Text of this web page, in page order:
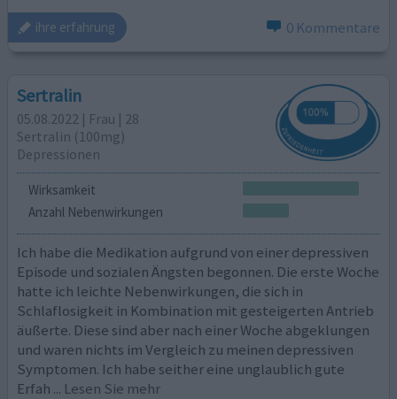
ihre erfahrung 0 Kommentare
Sertralin
05.08.2022 | Frau | 28
Sertralin (100mg)
Depressionen
Wirksamkeit
Anzahl Nebenwirkungen
Ich habe die Medikation aufgrund von einer depressiven
Episode und sozialen Ängsten begonnen. Die erste Woche
hatte ich leichte Nebenwirkungen, die sich in
Schlaflosigkeit in Kombination mit gesteigerten Antrieb
äußerte. Diese sind aber nach einer Woche abgeklungen
und waren nichts im Vergleich zu meinen depressiven
Symptomen. Ich habe seither eine unglaublich gute
Erfah ... Lesen Sie mehr